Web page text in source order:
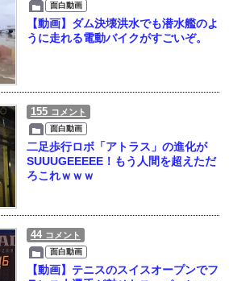
面白動画
【動画】ダム決壊洪水でも潜水艦のよ
うに走れる電動バイクがすごいぞ。
155 コメント
面白動画
二足歩行ロボ「アトラス」の進化が
SUUUGEEEEE！もう人間を超えただ
ろこれｗｗｗ
44 コメント
面白動画
【動画】テニスのスイスオープンでフ